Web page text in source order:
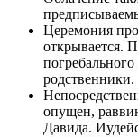
Церемония
открывается.
родственники.
опущен,
Давида.